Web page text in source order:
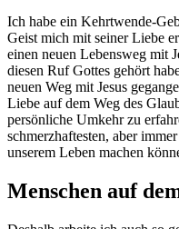
Ich habe ein Kehrtwende-
Geist mich mit seiner Liebe
einen neuen Lebensweg mit
diesen Ruf Gottes gehört
neuen Weg mit Jesus
Liebe auf dem Weg des
persönliche Umkehr zu
schmerzhaftesten, aber
unserem Leben machen
Menschen auf